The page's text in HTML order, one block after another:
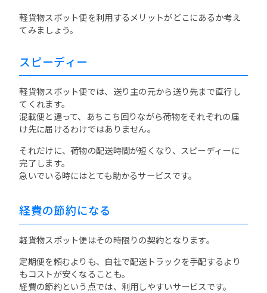
軽貨物スポット便を利用するメリットがどこにあるか考え
てみましょう。
スピーディー
軽貨物スポット便では、送り主の元から送り先まで直行し
てくれます。
混載便と違って、あちこち回りながら荷物をそれぞれの届
け先に届けるわけではありません。
それだけに、荷物の配送時間が短くなり、スピーディーに
完了します。
急いでいる時にはとても助かるサービスです。
経費の節約になる
軽貨物スポット便はその時限りの契約となります。
定期便を頼むよりも、自社で配送トラックを手配するより
もコストが安くなることも。
経費の節約という点では、利用しやすいサービスです。